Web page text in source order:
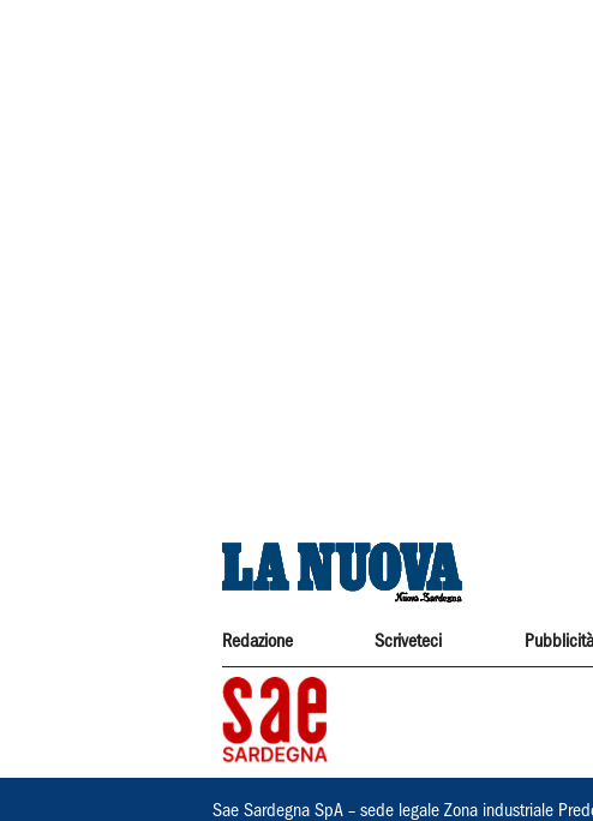
Redazione Scriveteci Pubblicità
Sae Sardegna SpA – sede legale Zona industriale